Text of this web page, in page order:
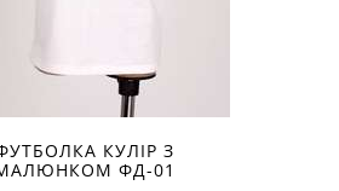
КУЛІР З
ФД-01